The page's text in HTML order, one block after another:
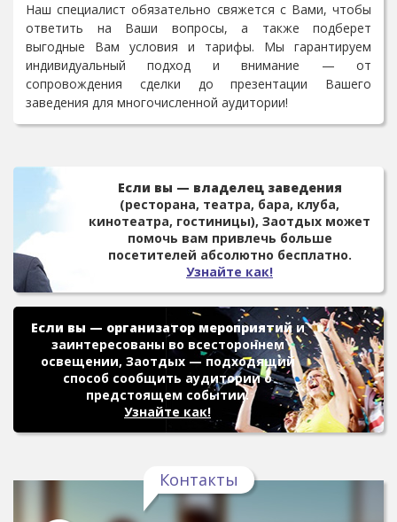
Наш специалист обязательно свяжется с Вами, чтобы
ответить на Ваши вопросы, а также подберет
выгодные Вам условия и тарифы. Мы гарантируем
индивидуальный подход и внимание — от
сопровождения сделки до презентации Вашего
заведения для многочисленной аудитории!
Если вы — владелец заведения
(ресторана, театра, бара, клуба,
кинотеатра, гостиницы), Заотдых может
помочь вам привлечь больше
посетителей абсолютно бесплатно.
Узнайте как!
Если вы — организатор мероприятийи
заинтересованы во всестороннем
освещении, Заотдых — подходящий
способ сообщить аудитории о
предстоящем событии.
Узнайте как!
Контакты